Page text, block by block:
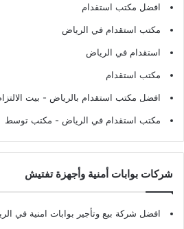
افضل مكتب استقدام
مكتب استقدام في الرياض
استقدام في الرياض
مكتب استقدام
افضل مكتب استقدام بالرياض - بيت
مكتب استقدام في الرياض - مكتب توسط
شركات بوابات أمنية وأجهزة تفتيش
افضل شركة بيع وتأجير بوابات امنية في